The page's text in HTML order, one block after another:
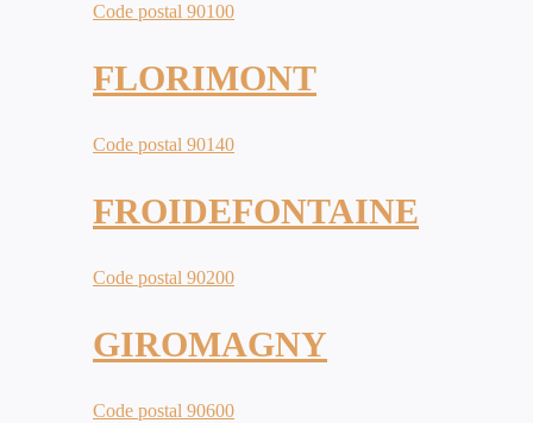
Code postal 90100
FLORIMONT
Code postal 90140
FROIDEFONTAINE
Code postal 90200
GIROMAGNY
Code postal 90600